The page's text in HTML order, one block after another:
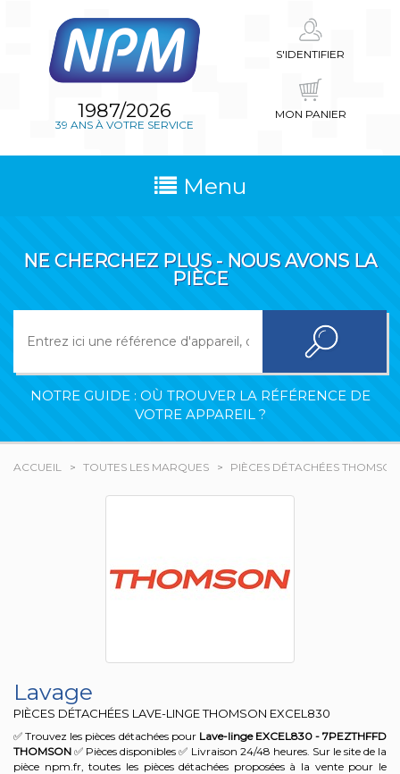
1987/2026
39 ANS À VOTRE SERVICE
S'IDENTIFIER
MON PANIER
Menu
NE CHERCHEZ PLUS - NOUS AVONS LA
PIÈCE
NOTRE GUIDE : OÙ TROUVER LA RÉFÉRENCE DE
VOTRE APPAREIL ?
ACCUEIL TOUTES LES MARQUES PIÈCES DÉTACHÉES THOMSON
Lavage
PIÈCES DÉTACHÉES LAVE-LINGE THOMSON EXCEL830
✅ Trouvez les pièces détachées pour Lave-linge EXCEL830 - 7PEZTHFFD
THOMSON✅ Pièces disponibles ✅ Livraison 24/48 heures. Sur le site de la
pièce npm.fr, toutes les pièces détachées proposées à la vente pour le